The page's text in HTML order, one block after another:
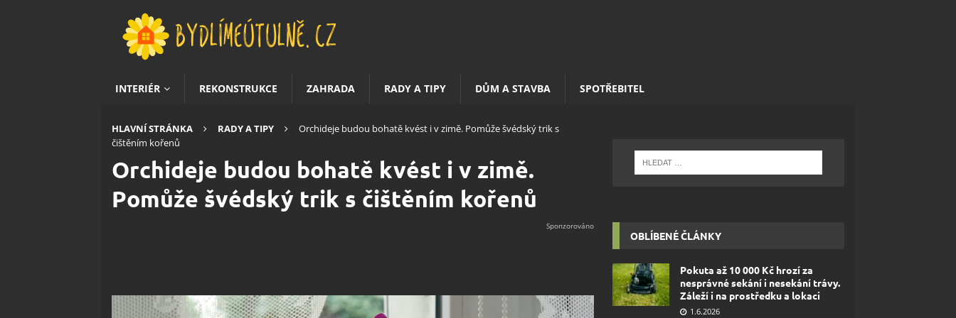
INTERIÉR REKONSTRUKCE ZAHRADA RADY A TIPY DŮM A STAVBA SPOTŘEBITEL
HLAVNÍ STRÁNKA RADY A TIPY
Orchideje budou bohatě kvést i v zimě. Pomůže švédský trik s
čištěním kořenů
Orchideje budou bohatě kvést i v zimě.
Pomůže švédský trik s čištěním kořenů
OBLÍBENÉ ČLÁNKY
Pokuta až 10 000 Kč hrozí za
nesprávné sekání i nesekání trávy.
Záleží i na prostředku a lokaci
1.6.2026